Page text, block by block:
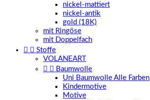
nickel-mattiert
nickel-antik
gold (18K)
mit Ringöse
mit Doppelfach
  Stoffe
VOLANEART
  Baumwolle
Uni Baumwolle Alle Farben
Kindermotive
Motive